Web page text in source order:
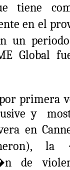
tiene
en el
un
Global
primera
y
en
la
de